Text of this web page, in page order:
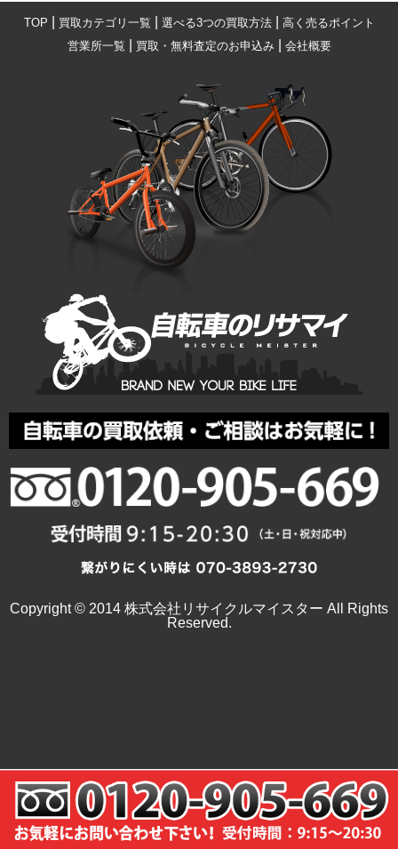
TOP 買取カテゴリ一覧 選べる3つの買取方法| 高く売るポイント
営業所一覧
買取・無料査定のお申込み| 会社概要
Copyright © 2014 株式会社リサイクルマイスター All Rights
Reserved.